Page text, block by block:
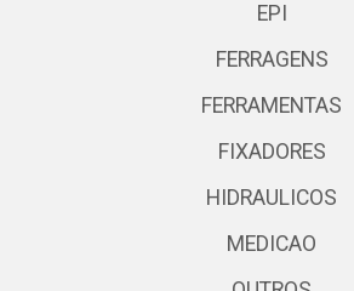
EPI
FERRAGENS
FERRAMENTAS
FIXADORES
HIDRAULICOS
MEDICAO